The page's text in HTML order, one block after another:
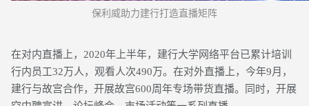
保利威助力建行打造直播矩阵
在对内直播上，2020年上半年，建行大学网络平台已累计培训
行内员工32万人，观看人次490万。在对外直播上，今年9月，
建行与故宫合作，开展故宫600周年专场带货直播。同时，开展